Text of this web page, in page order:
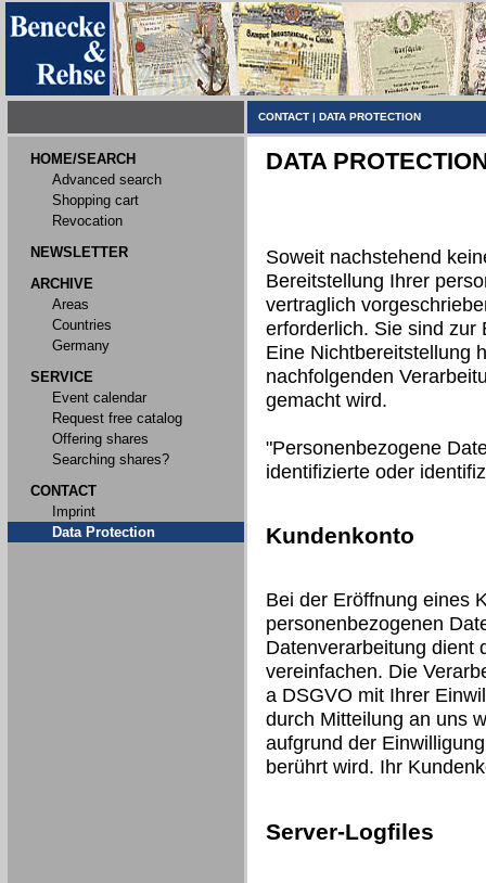
CONTACT | DATA PROTECTION
HOME/SEARCH
Advanced search
Shopping cart
Revocation
NEWSLETTER
ARCHIVE
Areas
Countries
Germany
SERVICE
Event calendar
Request free catalog
Offering shares
Searching shares?
CONTACT
Imprint
Data Protection
DATA
Soweit nachstehend
Bereitstellung Ihrer
vertraglich
erforderlich. Sie sind zur
Eine Nichtbereitstellung
nachfolgenden
gemacht wird.
"Personenbezogene
identifizierte oder
Kundenkonto
Bei der Eröffnung eines
personenbezogenen
Datenverarbeitung dient
vereinfachen. Die
a DSGVO mit Ihrer
durch Mitteilung an uns
aufgrund der
berührt wird. Ihr
Server-Logfiles